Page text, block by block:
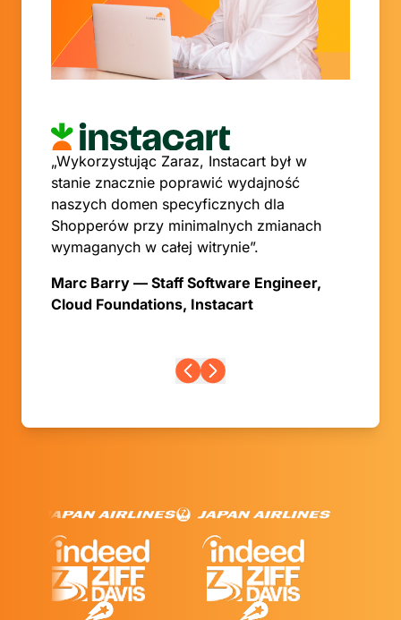
„Wykorzystując Zaraz, Instacart był w
stanie znacznie poprawić wydajność
naszych domen specyficznych dla
Shopperów przy minimalnych zmianach
wymaganych w całej witrynie”.
Marc Barry — Staff Software Engineer,
Cloud Foundations, Instacart